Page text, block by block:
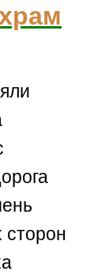
сторон